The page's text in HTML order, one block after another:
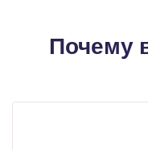
Почему